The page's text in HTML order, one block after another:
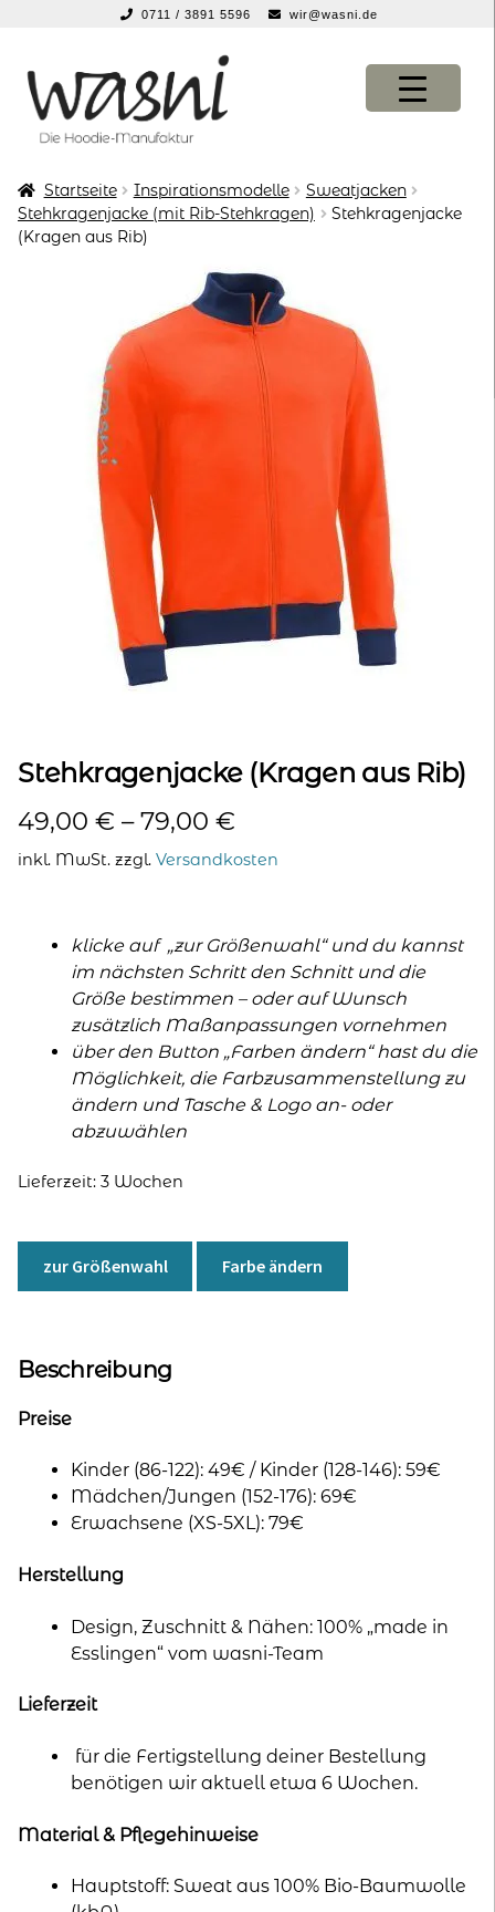
0711 / 3891 5596 wir@wasni.de
Navigation
springen
Inhalt
springen
KONFIGURATOR
KONFIGURATOR
Startseite Inspirationsmodelle
Sweatjacken
Stehkragenjacke (mit Rib-Stehkragen)
Stehkragenjacke
(Kragen aus Rib)
Stehkragenjacke (Kragen aus Rib)
49,00 € –79,00 €
inkl. MwSt. zzgl. Versandkosten
klicke auf „zur Größenwahl“ und du kannst
im nächsten Schritt den Schnitt und die
Größe bestimmen – oder auf Wunsch
zusätzlich Maßanpassungen vornehmen
über den Button „Farben ändern“ hast du die
Möglichkeit, die Farbzusammenstellung zu
ändern und Tasche & Logo an- oder
abzuwählen
Lieferzeit: 3 Wochen
zur Größenwahl Farbe ändern
Beschreibung
Preise
Kinder (86-122): 49€ / Kinder (128-146): 59€
Mädchen/Jungen (152-176): 69€
Erwachsene (XS-5XL): 79€
Herstellung
Design, Zuschnitt & Nähen: 100% „made in
Esslingen“ vom wasni-Team
Lieferzeit
für die Fertigstellung deiner Bestellung
benötigen wir aktuell etwa 6 Wochen.
Material & Pflegehinweise
Hauptstoff: Sweat aus 100% Bio-Baumwolle